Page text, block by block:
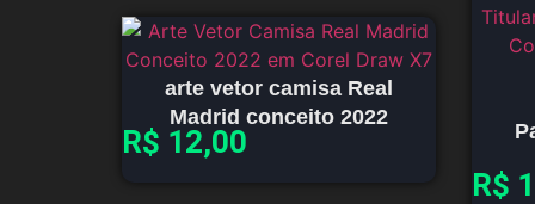
arte vetor camisa Real
Madrid conceito 2022
R$ 12,00
R$